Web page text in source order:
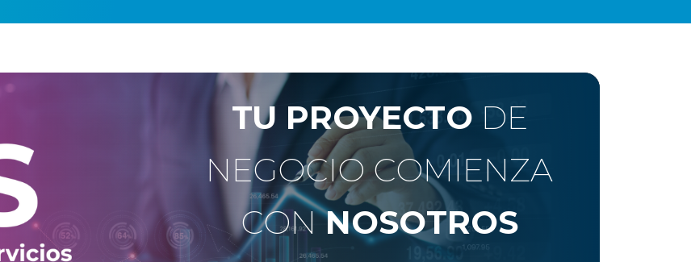
TU PROYECTO DE
NEGOCIO COMIENZA
CONNOSOTROS